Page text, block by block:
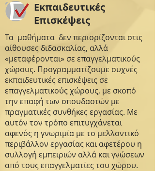
Εκπαιδευτικές
Επισκέψεις
Τα μαθήματα δεν περιορίζονται στις
αίθουσες διδασκαλίας, αλλά
«μεταφέρονται» σε επαγγελματικούς
χώρους. Προγραμματίζουμε συχνές
εκπαιδευτικές επισκέψεις σε
επαγγελματικούς χώρους, με σκοπό
την επαφή των σπουδαστών με
πραγματικές συνθήκες εργασίας. Με
αυτόν τον τρόπο επιτυγχάνεται
αφενός η γνωριμία με το μελλοντικό
περιβάλλον εργασίας και αφετέρου η
συλλογή εμπειριών αλλά και γνώσεων
από τους επαγγελματίες του χώρου.